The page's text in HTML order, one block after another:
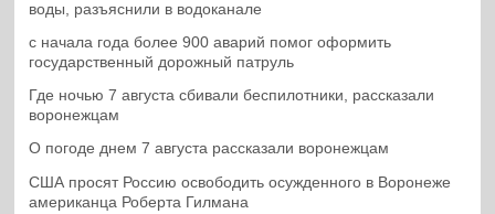
воды, разъяснили в водоканале
с начала года более 900 аварий помог оформить
государственный дорожный патруль
Где ночью 7 августа сбивали беспилотники, рассказали
воронежцам
О погоде днем 7 августа рассказали воронежцам
США просят Россию освободить осужденного в Воронеже
американца Роберта Гилмана